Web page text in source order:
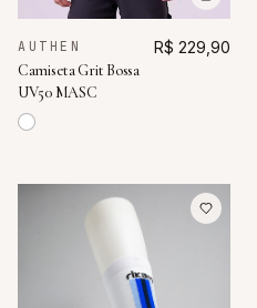
AUTHEN
Camiseta Grit Bossa
UV50 MASC
R$ 229,90